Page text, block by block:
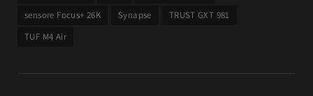
sensore Focus+ 26K
Synapse
TRUST GXT 981
TUF M4 Air